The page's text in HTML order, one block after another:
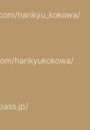
harikyu_kokowa/
harikyukokowa/